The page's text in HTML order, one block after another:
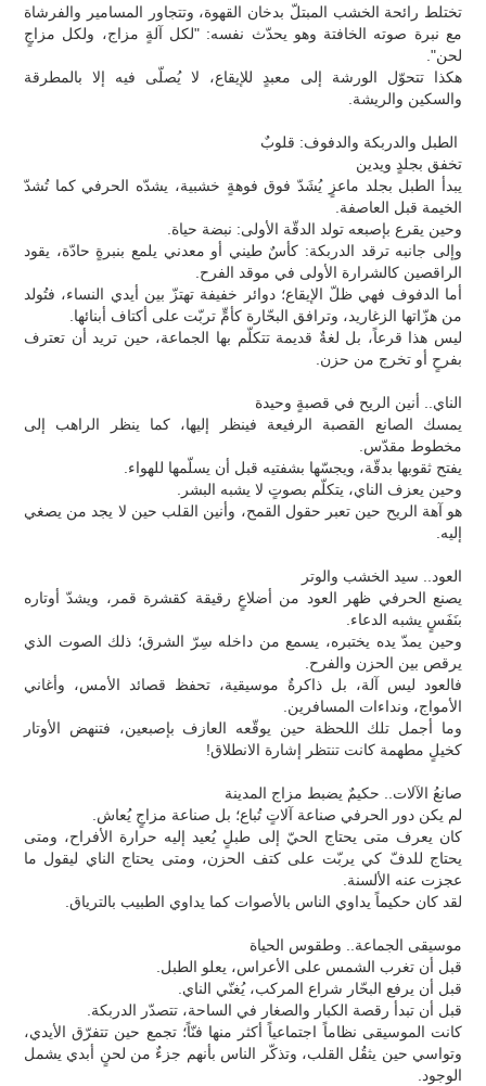
تختلط رائحة الخشب المبتلّ بدخان القهوة، وتتجاور المسامير والفرشاة
مع نبرة صوته الخافتة وهو يحدّث نفسه: "لكل آلةٍ مزاج، ولكل مزاجٍ
لحن".
هكذا تتحوّل الورشة إلى معبدٍ للإيقاع، لا يُصلّى فيه إلا بالمطرقة
والسكين والريشة.
الطبل والدربكة والدفوف: قلوبٌ
تخفق بجلدٍ ويدين
يبدأ الطبل بجلد ماعزٍ يُشَدّ فوق فوهةٍ خشبية، يشدّه الحرفي كما تُشدّ
الخيمة قبل العاصفة.
وحين يقرع بإصبعه تولد الدقّة الأولى: نبضة حياة.
وإلى جانبه ترقد الدربكة: كأسٌ طيني أو معدني يلمع بنبرةٍ حادّة، يقود
الراقصين كالشرارة الأولى في موقد الفرح.
أما الدفوف فهي ظلّ الإيقاع؛ دوائر خفيفة تهتزّ بين أيدي النساء، فتُولد
من هزّاتها الزغاريد، وترافق البحّارة كأمٍّ تربّت على أكتاف أبنائها.
ليس هذا قرعاً، بل لغةٌ قديمة تتكلّم بها الجماعة، حين تريد أن تعترف
بفرحٍ أو تخرج من حزن.
الناي.. أنين الريح في قصبةٍ وحيدة
يمسك الصانع القصبة الرفيعة فينظر إليها، كما ينظر الراهب إلى
مخطوط مقدّس.
يفتح ثقوبها بدقّة، ويجسّها بشفتيه قبل أن يسلّمها للهواء.
وحين يعزف الناي، يتكلّم بصوتٍ لا يشبه البشر.
هو آهة الريح حين تعبر حقول القمح، وأنين القلب حين لا يجد من يصغي
إليه.
العود.. سيد الخشب والوتر
يصنع الحرفي ظهر العود من أضلاعٍ رقيقة كقشرة قمر، ويشدّ أوتاره
بنَفَسٍ يشبه الدعاء.
وحين يمدّ يده يختبره، يسمع من داخله سِرّ الشرق؛ ذلك الصوت الذي
يرقص بين الحزن والفرح.
فالعود ليس آلة، بل ذاكرةٌ موسيقية، تحفظ قصائد الأمس، وأغاني
الأمواج، ونداءات المسافرين.
وما أجمل تلك اللحظة حين يوقّعه العازف بإصبعين، فتنهض الأوتار
كخيلٍ مطهمة كانت تنتظر إشارة الانطلاق!
صانعُ الآلات.. حكيمٌ يضبط مزاج المدينة
لم يكن دور الحرفي صناعة آلاتٍ تُباع؛ بل صناعة مزاجٍ يُعاش.
كان يعرف متى يحتاج الحيّ إلى طبلٍ يُعيد إليه حرارة الأفراح، ومتى
يحتاج للدفّ كي يربّت على كتف الحزن، ومتى يحتاج الناي ليقول ما
عجزت عنه الألسنة.
لقد كان حكيماً يداوي الناس بالأصوات كما يداوي الطبيب بالترياق.
موسيقى الجماعة.. وطقوس الحياة
قبل أن تغرب الشمس على الأعراس، يعلو الطبل.
قبل أن يرفع البحّار شراع المركب، يُغنّي الناي.
قبل أن تبدأ رقصة الكبار والصغار في الساحة، تتصدّر الدربكة.
كانت الموسيقى نظاماً اجتماعياً أكثر منها فنّاً؛ تجمع حين تتفرّق الأيدي،
وتواسي حين يثقُل القلب، وتذكّر الناس بأنهم جزءٌ من لحنٍ أبدي يشمل
الوجود.